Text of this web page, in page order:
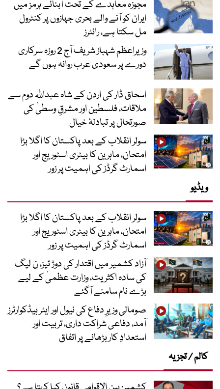
مجوزہ معاہدے کے تحت آبنائے ہرمز میں
ایران کو آنے والے بحری جہازوں پر کنٹرول
مل سکتا ہے، رائٹرز
وزیراعظم شہباز شریف آج 2 روزہ سرکاری
دورے پر سعودی عرب روانہ ہوں گے
اسحاق ڈار کی اردن کے شاہ عبداللہ دوم سے
ملاقات، فلسطین اور مشرقِ وسطیٰ کی
صورتحال پر تبادلۂ خیال
سولر انقلاب کے بعد پاکستان کا اگلا بڑا
امتحان، ماہرین کا بیٹری اسٹوریج اور
اسمارٹ گرڈز کی اہمیت پر زور
ویڈیو
سولر انقلاب کے بعد پاکستان کا اگلا بڑا
امتحان، ماہرین کا بیٹری اسٹوریج اور
اسمارٹ گرڈز کی اہمیت پر زور
آزاد کشمیر میں اقتدار کی دوڑ تیز، ن لیگ
کی سادہ اکثریت، وزارت عظمیٰ کے لیے
بڑے نام سامنے آگئے
صومالی وزیرِ دفاع کی نیول اور ایئر ہیڈکوارٹرز
آمد، دفاعی شراکت داری، تربیت اور
استعدادِ کار بڑھانے پر اتفاق
کالم / تجزیہ